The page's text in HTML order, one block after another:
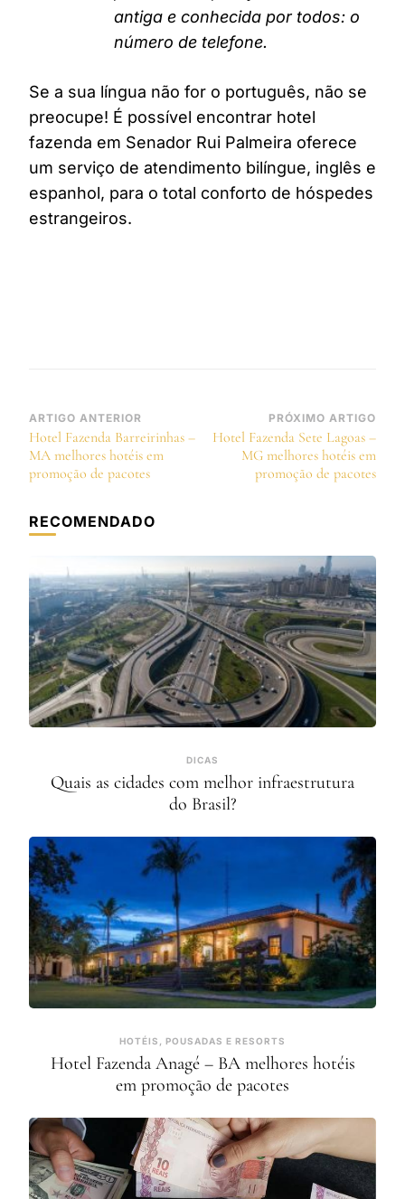
antiga e conhecida por todos: o
número de telefone.
Se a sua língua não for o português, não se
preocupe! É possível encontrar hotel
fazenda em Senador Rui Palmeira oferece
um serviço de atendimento bilíngue, inglês e
espanhol, para o total conforto de hóspedes
estrangeiros.
Navegação
de
post
ARTIGO ANTERIOR
Hotel Fazenda Barreirinhas –
MA melhores hotéis em
promoção de pacotes
PRÓXIMO ARTIGO
Hotel Fazenda Sete Lagoas –
MG melhores hotéis em
promoção de pacotes
RECOMENDADO
DICAS
Quais as cidades com melhor infraestrutura
do Brasil?
HOTÉIS, POUSADAS E RESORTS
Hotel Fazenda Anagé – BA melhores hotéis
em promoção de pacotes